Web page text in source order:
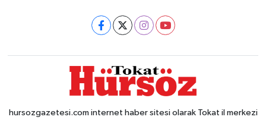
hursozgazetesi.com internet haber sitesi olarak Tokat il merkezi